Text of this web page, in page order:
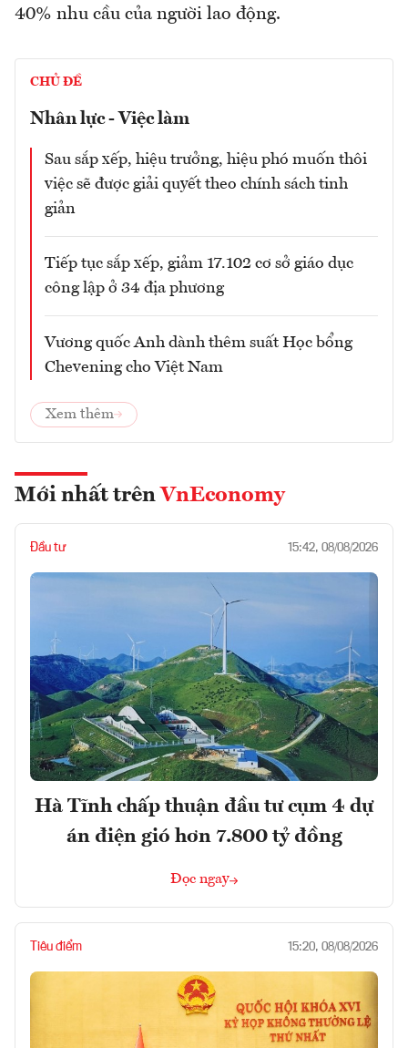
40% nhu cầu của người lao động.
CHỦ ĐỀ
Nhân lực - Việc làm
Sau sắp xếp, hiệu trưởng, hiệu phó muốn thôi
việc sẽ được giải quyết theo chính sách tinh
giản
Tiếp tục sắp xếp, giảm 17.102 cơ sở giáo dục
công lập ở 34 địa phương
Vương quốc Anh dành thêm suất Học bổng
Chevening cho Việt Nam
Xem thêm
Mới nhất trên VnEconomy
Đầu tư 15:42, 08/08/2026
Hà Tĩnh chấp thuận đầu tư cụm 4 dự
án điện gió hơn 7.800 tỷ đồng
Đọc ngay
Tiêu điểm 15:20, 08/08/2026